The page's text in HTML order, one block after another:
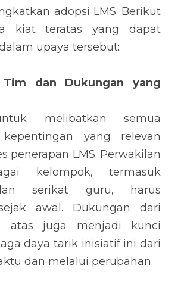
adopsi LMS. Berikut
kiat teratas yang dapat
upaya tersebut:
Tim dan Dukungan yang
melibatkan semua
yang relevan
penerapan LMS. Perwakilan
kelompok, termasuk
serikat guru, harus
awal. Dukungan dari
atas juga menjadi kunci
daya tarik inisiatif ini dari
dan melalui perubahan.